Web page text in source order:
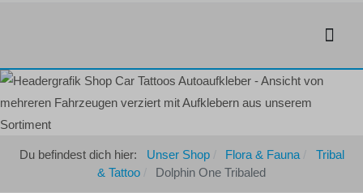
Du befindest dich hier: Unser Shop Flora & Fauna
Tribal
& Tattoo
Dolphin One Tribaled